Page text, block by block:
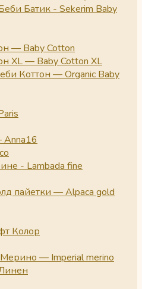
Батик - Sekerim Baby
— Baby Cotton
XL — Baby Cotton XL
Коттон — Organic Baby
- Lambada fine
пайетки — Alpaca gold
Колор
— Imperial merino